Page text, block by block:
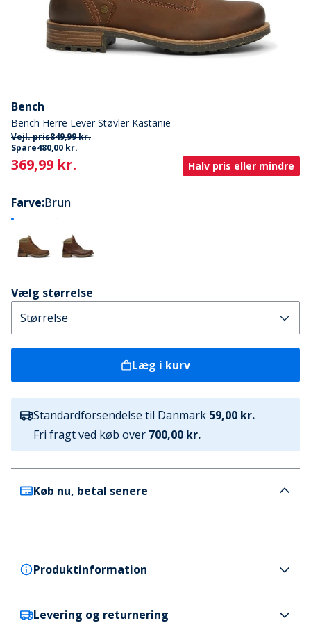
Bench
Bench Herre Lever Støvler Kastanie
Vejl. pris849,99 kr.
Spare480,00 kr.
Current
369,99 kr. Halv pris eller mindre
Farve:Brun
Vælg størrelse
Læg i kurv
Standardforsendelse til Danmark 59,00 kr.
Fri fragt ved køb over 700,00 kr.
Køb nu, betal senere
Produktinformation
Bench
Levering og returnering